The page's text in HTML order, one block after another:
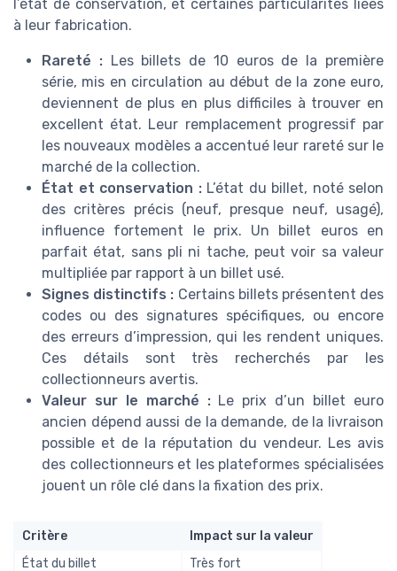
l’état de conservation, et certaines particularités liées
à leur fabrication.
Rareté :Les billets de 10 euros de la première
série, mis en circulation au début de la zone euro,
deviennent de plus en plus difficiles à trouver en
excellent état. Leur remplacement progressif par
les nouveaux modèles a accentué leur rareté sur le
marché de la collection.
État et conservation :L’état du billet, noté selon
des critères précis (neuf, presque neuf, usagé),
influence fortement le prix. Un billet euros en
parfait état, sans pli ni tache, peut voir sa valeur
multipliée par rapport à un billet usé.
Signes distinctifs : Certains billets présentent des
codes ou des signatures spécifiques, ou encore
des erreurs d’impression, qui les rendent uniques.
Ces détails sont très recherchés par les
collectionneurs avertis.
Valeur sur le marché :Le prix d’un billet euro
ancien dépend aussi de la demande, de la livraison
possible et de la réputation du vendeur. Les avis
des collectionneurs et les plateformes spécialisées
jouent un rôle clé dans la fixation des prix.
Critère
Impact sur la valeur
État du billet
Très fort